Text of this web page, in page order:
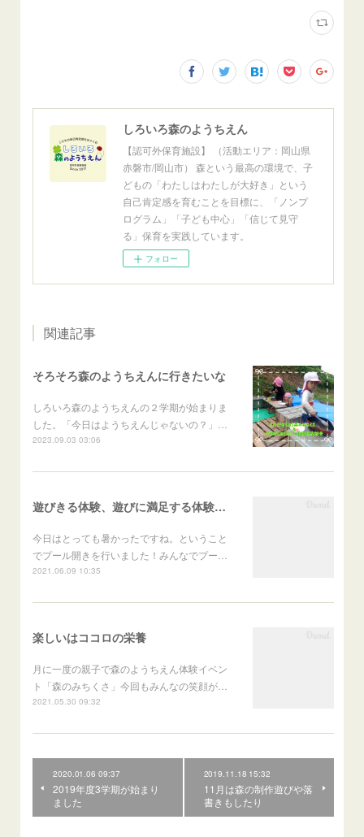
しろいろ森のようちえん
【認可外保育施設】 （活動エリア：岡山県
赤磐市/岡山市） 森という最高の環境で、子
どもの「わたしはわたしが大好き」という
自己肯定感を育むことを目標に、「ノンプ
ログラム」「子ども中心」「信じて見守
る」保育を実践しています。
フォロー
関連記事
そろそろ森のようちえんに行きたいな
しろいろ森のようちえんの２学期が始まりま
した。「今日はようちえんじゃないの？」…
2023.09.03 03:06
遊びきる体験、遊びに満足する体験がたくさんある森のようちえん
今日はとっても暑かったですね。ということ
でプール開きを行いました！みんなでプー…
2021.06.09 10:35
楽しいはココロの栄養
月に一度の親子で森のようちえん体験イベン
ト「森のみちくさ」今回もみんなの笑顔が…
2021.05.30 09:32
2020.01.06 09:37
2019年度3学期が始まり
ました
2019.11.18 15:32
11月は森の制作遊びや落
書きもしたり